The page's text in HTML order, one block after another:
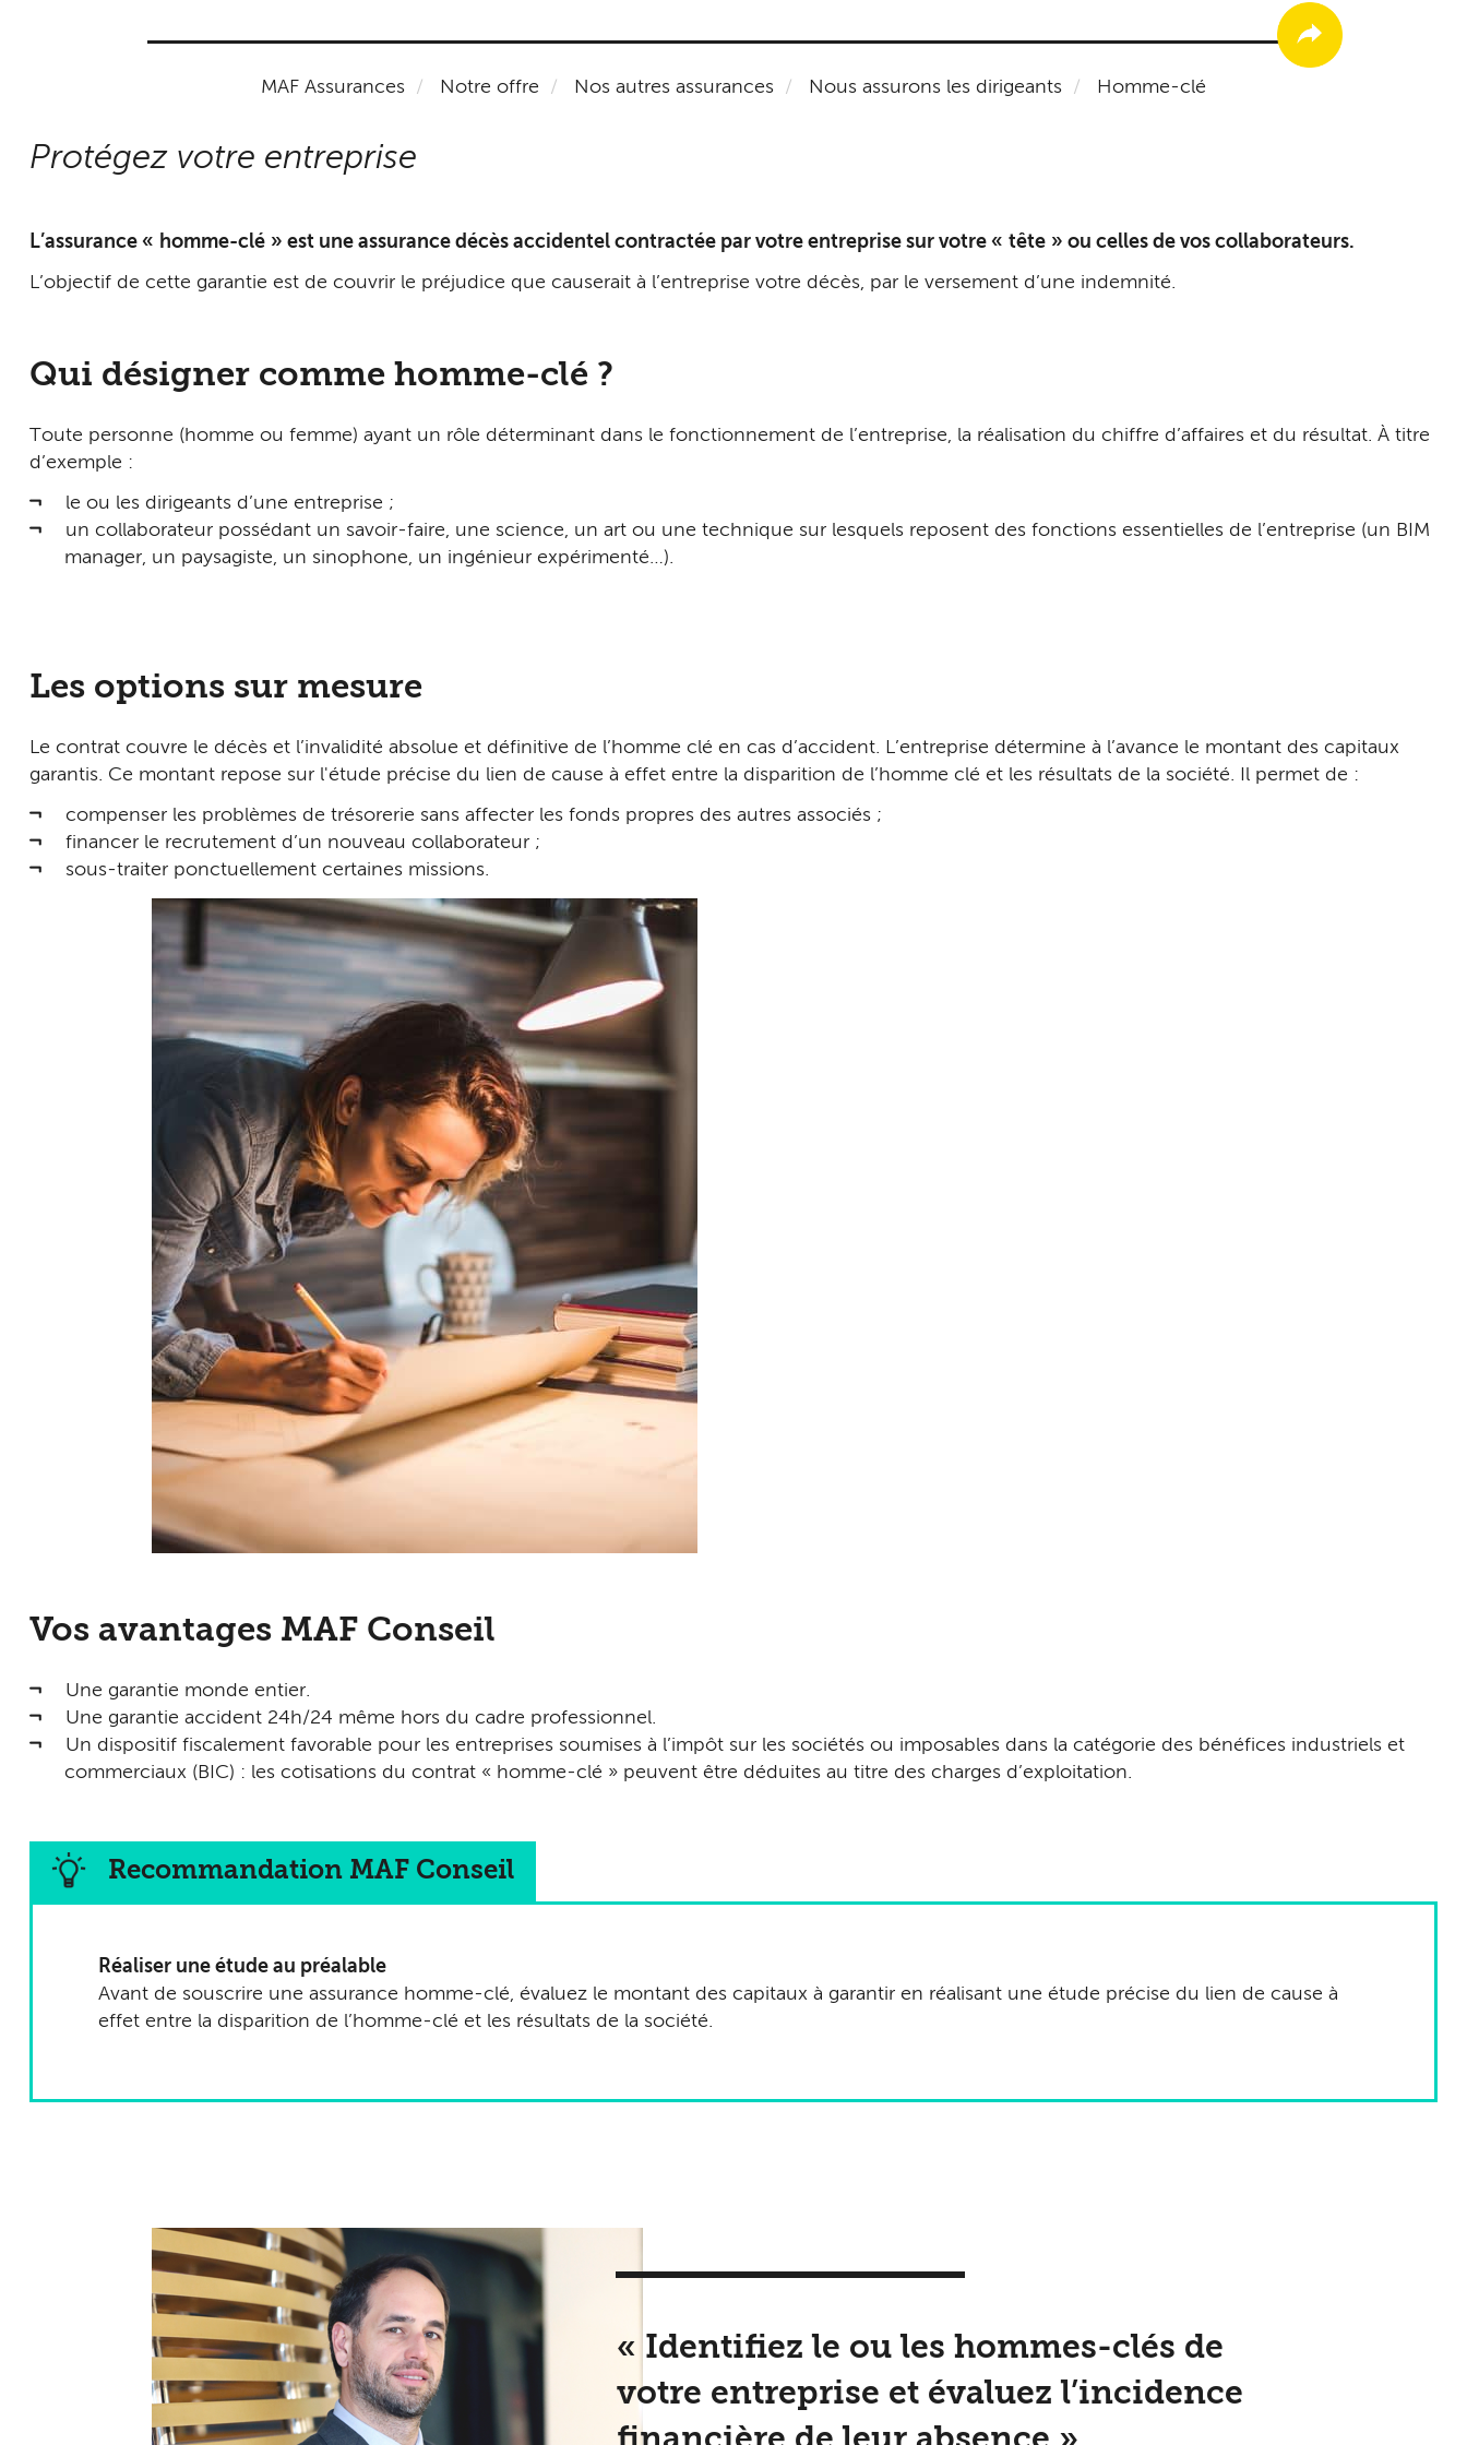
MAF Assurances Notre offre Nos autres assurances Nous assurons les dirigeants Homme-clé
Protégez votre entreprise
L’assurance « homme-clé » est une assurance décès accidentel contractée par votre entreprise sur votre « tête » ou celles de vos collaborateurs.
L’objectif de cette garantie est de couvrir le préjudice que causerait à l’entreprise votre décès, par le versement d’une indemnité.
Qui désigner comme homme-clé ?
Toute personne (homme ou femme) ayant un rôle déterminant dans le fonctionnement de l’entreprise, la réalisation du chiffre d’affaires et du résultat. À titre
d’exemple :
le ou les dirigeants d’une entreprise ;
un collaborateur possédant un savoir-faire, une science, un art ou une technique sur lesquels reposent des fonctions essentielles de l’entreprise (un BIM
manager, un paysagiste, un sinophone, un ingénieur expérimenté…).
Les options sur mesure
Le contrat couvre le décès et l’invalidité absolue et définitive de l’homme clé en cas d’accident. L’entreprise détermine à l’avance le montant des capitaux
garantis. Ce montant repose sur l'étude précise du lien de cause à effet entre la disparition de l’homme clé et les résultats de la société. Il permet de :
compenser les problèmes de trésorerie sans affecter les fonds propres des autres associés ;
financer le recrutement d’un nouveau collaborateur ;
sous-traiter ponctuellement certaines missions.
Vos avantages MAF Conseil
Une garantie monde entier.
Une garantie accident 24h/24 même hors du cadre professionnel.
Un dispositif fiscalement favorable pour les entreprises soumises à l’impôt sur les sociétés ou imposables dans la catégorie des bénéfices industriels et
commerciaux (BIC) : les cotisations du contrat « homme-clé » peuvent être déduites au titre des charges d’exploitation.
Recommandation MAF Conseil
Réaliser une étude au préalable
Avant de souscrire une assurance homme-clé, évaluez le montant des capitaux à garantir en réalisant une étude précise du lien de cause à
effet entre la disparition de l’homme-clé et les résultats de la société.
« Identifiez le ou les hommes-clés de
votre entreprise et évaluez l’incidence